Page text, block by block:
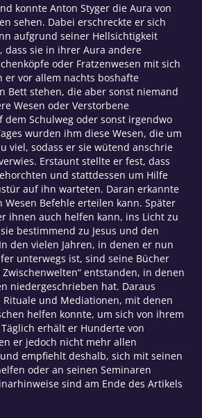
konnte Anton Styger die Aura von
sehen. Dabei erschreckte er sich
aufgrund seiner Hellsichtigkeit
dass sie in ihrer Aura andere
oder Fratzenwesen mit sich
er vor allem nachts boshafte
Bett stehen, die aber sonst niemand
Wesen oder Verstorbene
dem Schulweg oder sonst irgendwo
wurden ihm diese Wesen, die um
viel, sodass er sie wütend anschrie
Erstaunt stellte er fest, dass
und stattdessen um Hilfe
auf ihn warteten. Daran erkannte
Wesen Befehle erteilen kann. Später
ihnen auch helfen kann, ins Licht zu
bestimmend zu Jesus und den
den vielen Jahren, in denen er nun
unterwegs ist, sind seine Bücher
entstanden, in denen
niedergeschrieben hat. Daraus
Rituale und Mediationen, mit denen
helfen konnte, um sich von ihrem
erhält er Hunderte von
er jedoch nicht mehr allen
empfiehlt deshalb, sich mit seinen
oder an seinen Seminaren
sind am Ende des Artikels